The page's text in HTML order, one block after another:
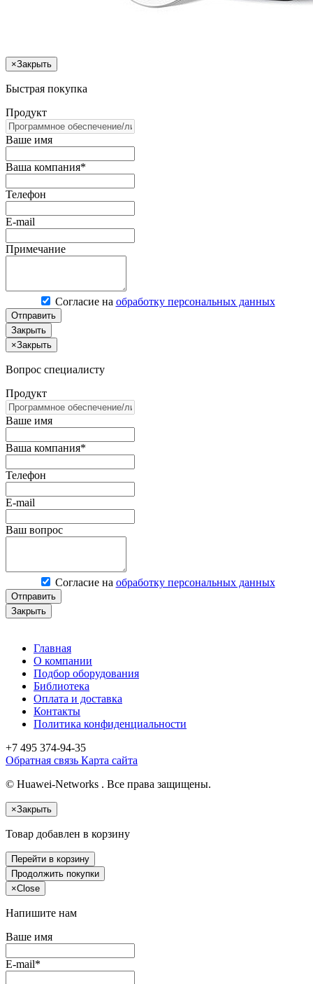
×Закрыть
Быстрая покупка
Продукт
Ваше имя
Ваша компания*
Телефон
E-mail
Примечание
Согласие на обработку персональных данных
Отправить
Закрыть
×Закрыть
Вопрос специалисту
Продукт
Ваше имя
Ваша компания*
Телефон
E-mail
Ваш вопрос
Согласие на обработку персональных данных
Отправить
Закрыть
Главная
О компании
Подбор оборудования
Библиотека
Оплата и доставка
Контакты
Политика конфиденциальности
+7 495 374-94-35
Обратная связь Карта сайта
© Huawei-Networks . Все права защищены.
×Закрыть
Товар добавлен в корзину
Перейти в корзину
Продолжить покупки
×Close
Напишите нам
Ваше имя
E-mail*